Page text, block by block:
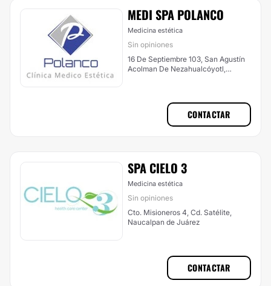
MEDI SPA POLANCO
Medicina estética
Sin opiniones
16 De Septiembre 103, San Agustín
Acolman De Nezahualcóyotl,
CONTACTAR
SPA CIELO 3
Medicina estética
Sin opiniones
Cto. Misioneros 4, Cd. Satélite,
Naucalpan de Juárez
CONTACTAR